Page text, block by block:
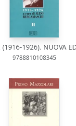
1926). NUOVA
9788810108345